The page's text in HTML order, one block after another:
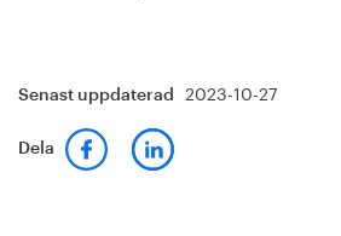
Senast uppdaterad 2023-10-27
Dela